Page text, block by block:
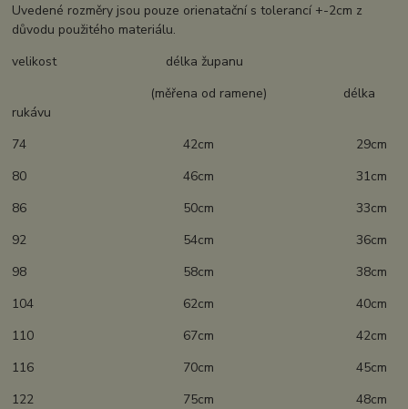
Uvedené rozměry jsou pouze orienatační s tolerancí +-2cm z
důvodu použitého materiálu.
velikost délka županu
(měřena od ramene) délka
rukávu
74 42cm 29cm
80 46cm 31cm
86 50cm 33cm
92 54cm 36cm
98 58cm 38cm
104 62cm 40cm
110 67cm 42cm
116 70cm 45cm
122 75cm 48cm